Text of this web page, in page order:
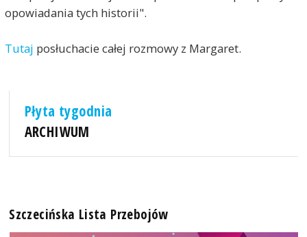
opowiadania tych historii".
Tutaj posłuchacie całej rozmowy z Margaret.
Płyta tygodnia
ARCHIWUM
Szczecińska Lista Przebojów